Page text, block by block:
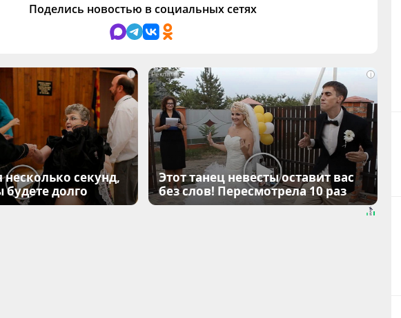
Поделись новостью в социальных сетях
i
секунд,
будете долго
i
Этот танец невесты оставит вас
без слов! Пересмотрела 10 раз